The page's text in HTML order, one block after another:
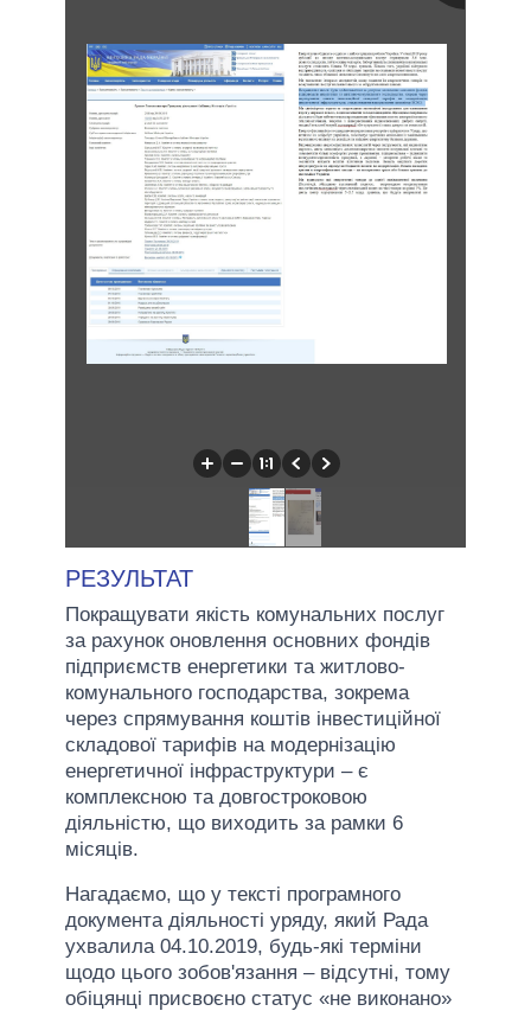
РЕЗУЛЬТАТ
Покращувати якість комунальних послуг
за рахунок оновлення основних фондів
підприємств енергетики та житлово-
комунального господарства, зокрема
через спрямування коштів інвестиційної
складової тарифів на модернізацію
енергетичної інфраструктури – є
комплексною та довгостроковою
діяльністю, що виходить за рамки 6
місяців.
Нагадаємо, що у тексті програмного
документа діяльності уряду, який Рада
ухвалила 04.10.2019, будь-які терміни
щодо цього зобов'язання – відсутні, тому
обіцянці присвоєно статус «не виконано»